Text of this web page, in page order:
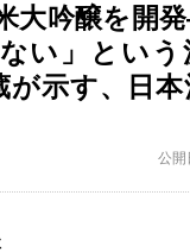
大吟醸を開
ない」とい
が示す、日
公